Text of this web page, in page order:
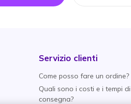
Servizio clienti
Come posso fare un ordine?
Quali sono i costi e i tempi di
consegna?